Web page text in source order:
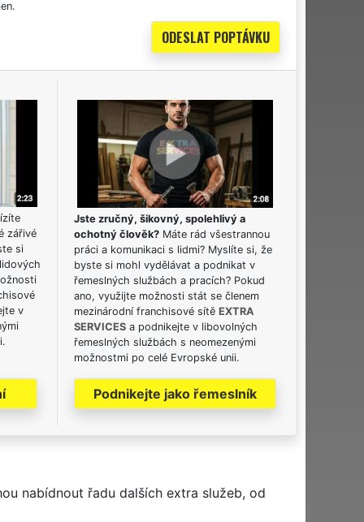
zářivé
si
v
Jste zručný, šikovný, spolehlivý a
ochotný člověk? Máte rád všestrannou
práci a komunikaci s lidmi? Myslíte si, že
byste si mohl vydělávat a podnikat v
řemeslných službách a pracích? Pokud
ano, využijte možnosti stát se členem
mezinárodní franchisové sítě EXTRA
SERVICES a podnikejte v libovolných
řemeslných službách s neomezenými
možnostmi po celé Evropské unii.
Podnikejte jako řemeslník
nabídnout řadu dalších extra služeb, od